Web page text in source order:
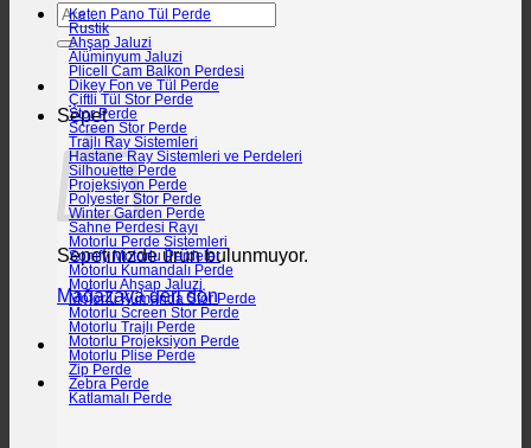
Ara:
Sepet
Sepetinizde ürün bulunmuyor.
Mağazaya geri dön
Keten Pano Tül Perde
Rustik
Ahşap Jaluzi
Alüminyum Jaluzi
Plicell Cam Balkon Perdesi
Dikey Fon ve Tül Perde
Çiftli Tül Stor Perde
Stor Perde
Screen Stor Perde
Trajlı Ray Sistemleri
Hastane Ray Sistemleri ve Perdeleri
Silhouette Perde
Projeksiyon Perde
Polyester Stor Perde
Winter Garden Perde
Sahne Perdesi Rayı
Motorlu Perde Sistemleri
Somfy Motorlu Perdeler
Motorlu Kumandalı Perde
Motorlu Ahşap Jaluzi
Motorlu Kumanda Stor Perde
Motorlu Screen Stor Perde
Motorlu Trajlı Perde
Motorlu Projeksiyon Perde
Motorlu Plise Perde
Zip Perde
Zebra Perde
Katlamalı Perde